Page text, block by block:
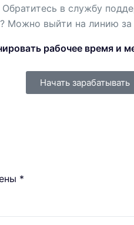
в службу
Можно выйти на линию за
рабочее время и
Начать зарабатывать
*